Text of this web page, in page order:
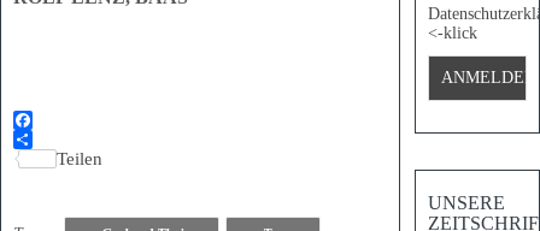
Facebook
Teilen
<-klick
UNSERE